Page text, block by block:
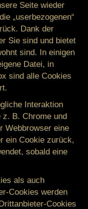
Seite wieder
„userbezogenen“
Dank der
Sie sind und bietet
sind. In einigen
Datei, in
sind alle Cookies
Interaktion
B. Chrome und
Webbrowser eine
ein Cookie zurück,
sobald eine
als auch
Cookies werden
Cookies